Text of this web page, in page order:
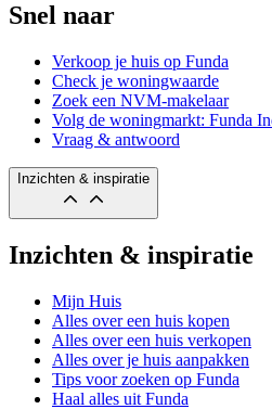
Snel naar
Verkoop je huis op Funda
Check je woningwaarde
Zoek een NVM-makelaar
Volg de woningmarkt: Funda
Vraag & antwoord
Inzichten & inspiratie
Inzichten & inspiratie
Mijn Huis
Alles over een huis kopen
Alles over een huis verkopen
Alles over je huis aanpakken
Tips voor zoeken op Funda
Haal alles uit Funda